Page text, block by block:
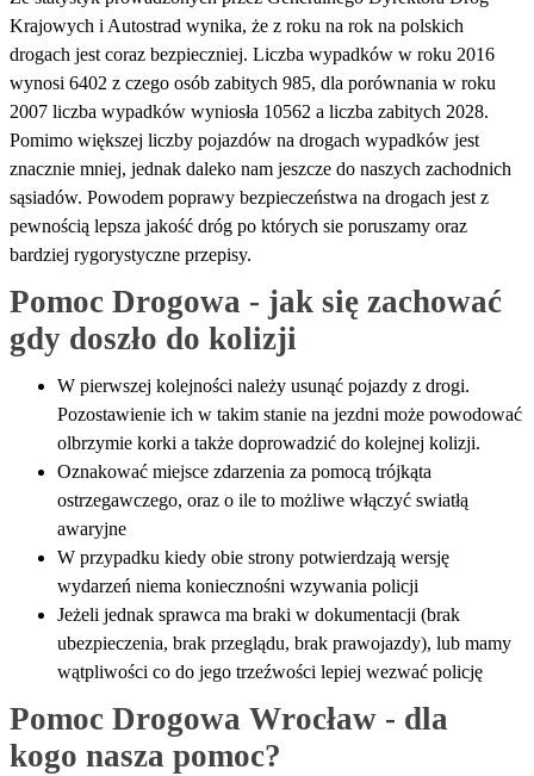
Krajowych i Autostrad wynika, że z roku na rok na polskich
drogach jest coraz bezpieczniej. Liczba wypadków w roku 2016
wynosi 6402 z czego osób zabitych 985, dla porównania w roku
2007 liczba wypadków wyniosła 10562 a liczba zabitych 2028.
Pomimo większej liczby pojazdów na drogach wypadków jest
znacznie mniej, jednak daleko nam jeszcze do naszych zachodnich
sąsiadów. Powodem poprawy bezpieczeństwa na drogach jest z
pewnością lepsza jakość dróg po których sie poruszamy oraz
bardziej rygorystyczne przepisy.
Pomoc Drogowa - jak się zachować
gdy doszło do kolizji
W pierwszej kolejności należy usunąć pojazdy z drogi.
Pozostawienie ich w takim stanie na jezdni może powodować
olbrzymie korki a także doprowadzić do kolejnej kolizji.
Oznakować miejsce zdarzenia za pomocą trójkąta
ostrzegawczego, oraz o ile to możliwe włączyć swiatłą
awaryjne
W przypadku kiedy obie strony potwierdzają wersję
wydarzeń niema koniecznośni wzywania policji
Jeżeli jednak sprawca ma braki w dokumentacji (brak
ubezpieczenia, brak przeglądu, brak prawojazdy), lub mamy
wątpliwości co do jego trzeźwości lepiej wezwać policję
Pomoc Drogowa Wrocław - dla
kogo nasza pomoc?